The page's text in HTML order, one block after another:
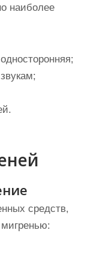
наиболее
средств,